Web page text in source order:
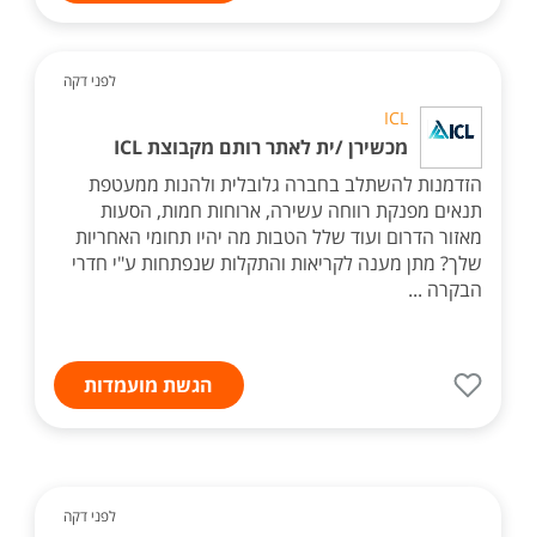
לפני דקה
ICL
מכשירן /ית לאתר רותם מקבוצת ICL
הזדמנות להשתלב בחברה גלובלית ולהנות ממעטפת
תנאים מפנקת רווחה עשירה, ארוחות חמות, הסעות
מאזור הדרום ועוד שלל הטבות מה יהיו תחומי האחריות
שלך? מתן מענה לקריאות והתקלות שנפתחות ע"י חדרי
הבקרה ...
הגשת מועמדות
לפני דקה